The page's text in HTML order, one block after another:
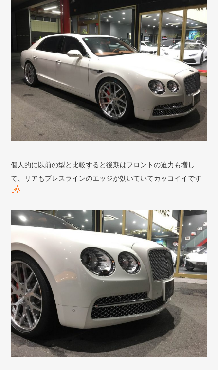
個人的に以前の型と比較すると後期はフロントの迫力も増し
て、リアもプレスラインのエッジが効いていてカッコイイです